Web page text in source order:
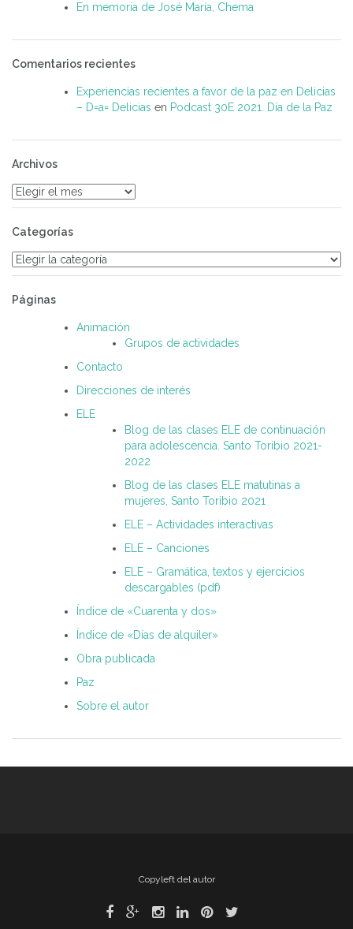
En memoria de José María, Chema
Comentarios recientes
Experiencias recientes a favor de la paz en Delicias
– D=a= Delicias en Podcast 30E 2021. Día de la Paz
Archivos
Archivos
Categorías
Categorías
Páginas
Animación
Grupos de actividades
Contacto
Direcciones de interés
ELE
Blog de las clases ELE de continuación
para adolescencia. Santo Toribio 2021-
2022
Blog de las clases ELE matutinas a
mujeres, Santo Toribio 2021
ELE – Actividades interactivas
ELE – Canciones
ELE – Gramática, textos y ejercicios
descargables (pdf)
Índice de «Cuarenta y dos»
Índice de «Días de alquiler»
Obra publicada
Paz
Sobre el autor
Copyleft del autor